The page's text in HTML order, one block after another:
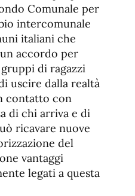
Comunale per
intercomunale
italiani che
accordo per
di ragazzi
uscire dalla realtà
contatto con
di chi arriva e di
ricavare nuove
del
vantaggi
legati a questa